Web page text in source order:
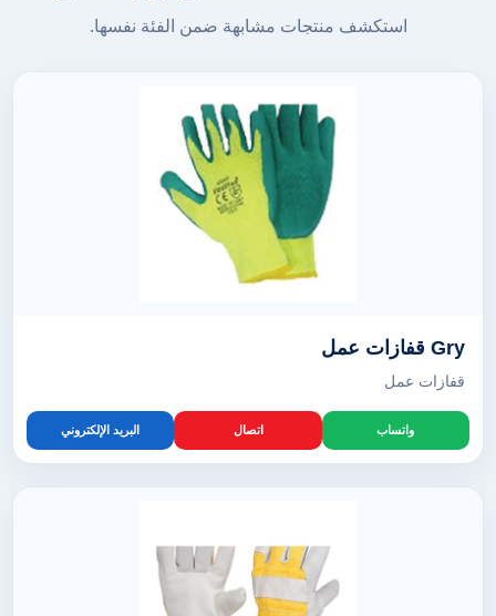
استكشف منتجات مشابهة ضمن الفئة نفسها.
Gry قفازات عمل
قفازات عمل
واتساب اتصال البريد الإلكتروني